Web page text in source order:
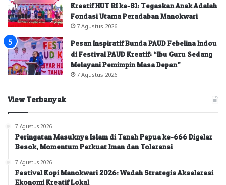
Kreatif HUT RI ke-81: Tegaskan Anak Adalah
Fondasi Utama Peradaban Manokwari
7 Agustus 2026
Pesan Inspiratif Bunda PAUD Febelina Indou
di Festival PAUD Kreatif: “Ibu Guru Sedang
Melayani Pemimpin Masa Depan”
7 Agustus 2026
View Terbanyak
7 Agustus 2026
Peringatan Masuknya Islam di Tanah Papua ke-666 Digelar
Besok, Momentum Perkuat Iman dan Toleransi
7 Agustus 2026
Festival Kopi Manokwari 2026: Wadah Strategis Akselerasi
Ekonomi Kreatif Lokal